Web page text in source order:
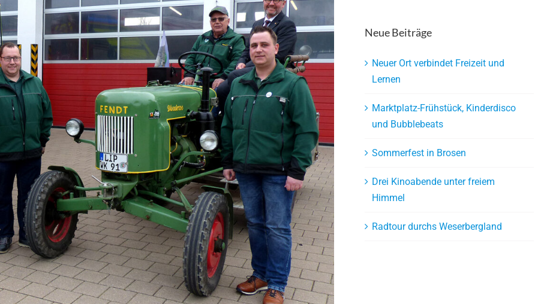
Neue Beiträge
Neuer Ort verbindet Freizeit und
Lernen
Marktplatz-Frühstück, Kinderdisco
und Bubblebeats
Sommerfest in Brosen
Drei Kinoabende unter freiem
Himmel
Radtour durchs Weserbergland